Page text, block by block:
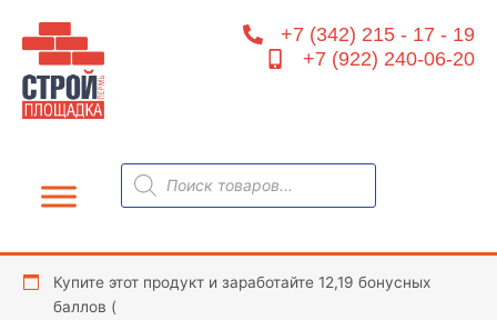
содержимому
+7 (342) 215 - 17 - 19
+7 (922) 240-06-20
Поиск
товаров
Купите этот продукт и заработайте 12,19 бонусных
баллов (